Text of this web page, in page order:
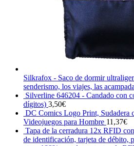
Silkrafox - Saco de dormir
senderismo, los viajes, las
Silverline 646204 - Candado con
dígitos) 3,50€
DC Comics Logo Print, Sudadera
Videojuegos para Hombre 11,37€
Tapa de la cerradura 12x RFID
de identificación, tarjeta de débito,